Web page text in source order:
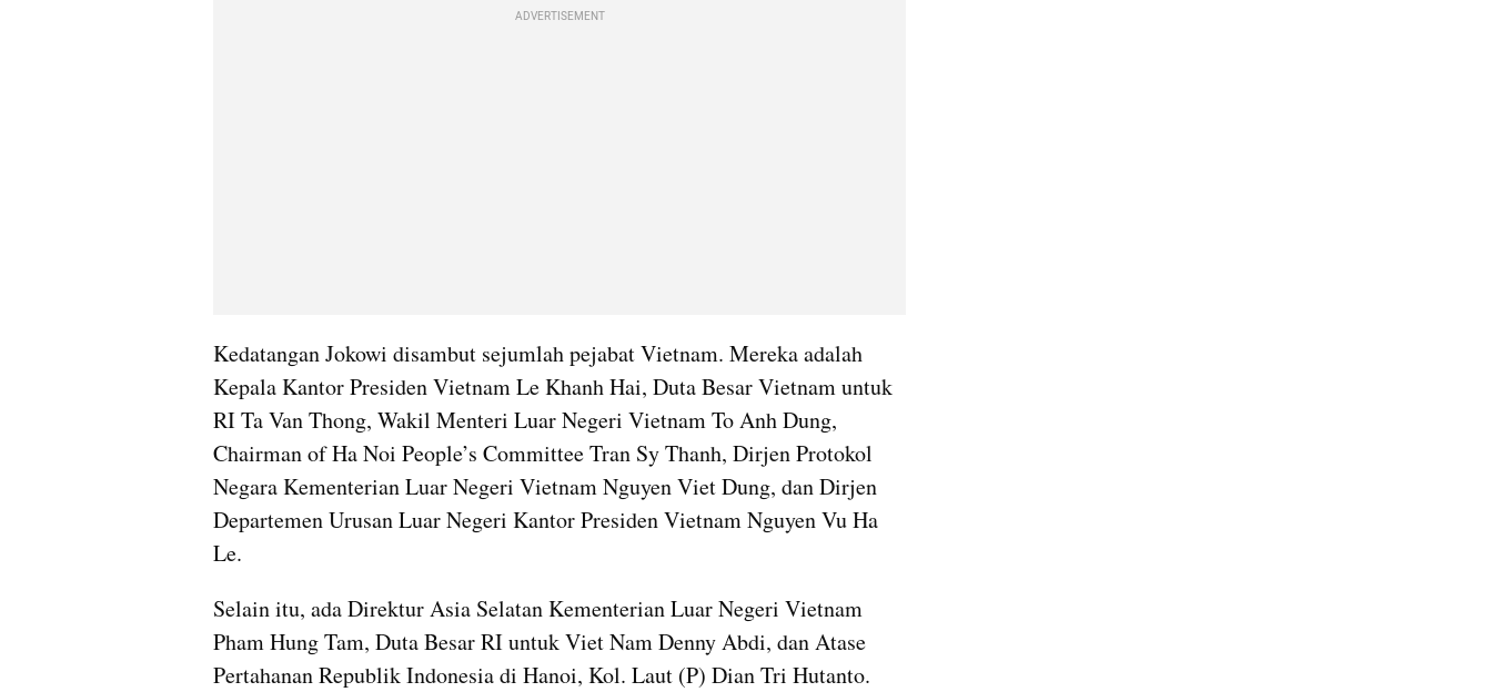
ADVERTISEMENT
Kedatangan Jokowi disambut sejumlah pejabat Vietnam. Mereka adalah
Kepala Kantor Presiden Vietnam Le Khanh Hai, Duta Besar Vietnam untuk
RI Ta Van Thong, Wakil Menteri Luar Negeri Vietnam To Anh Dung,
Chairman of Ha Noi People’s Committee Tran Sy Thanh, Dirjen Protokol
Negara Kementerian Luar Negeri Vietnam Nguyen Viet Dung, dan Dirjen
Departemen Urusan Luar Negeri Kantor Presiden Vietnam Nguyen Vu Ha
Le.
Selain itu, ada Direktur Asia Selatan Kementerian Luar Negeri Vietnam
Pham Hung Tam, Duta Besar RI untuk Viet Nam Denny Abdi, dan Atase
Pertahanan Republik Indonesia di Hanoi, Kol. Laut (P) Dian Tri Hutanto.